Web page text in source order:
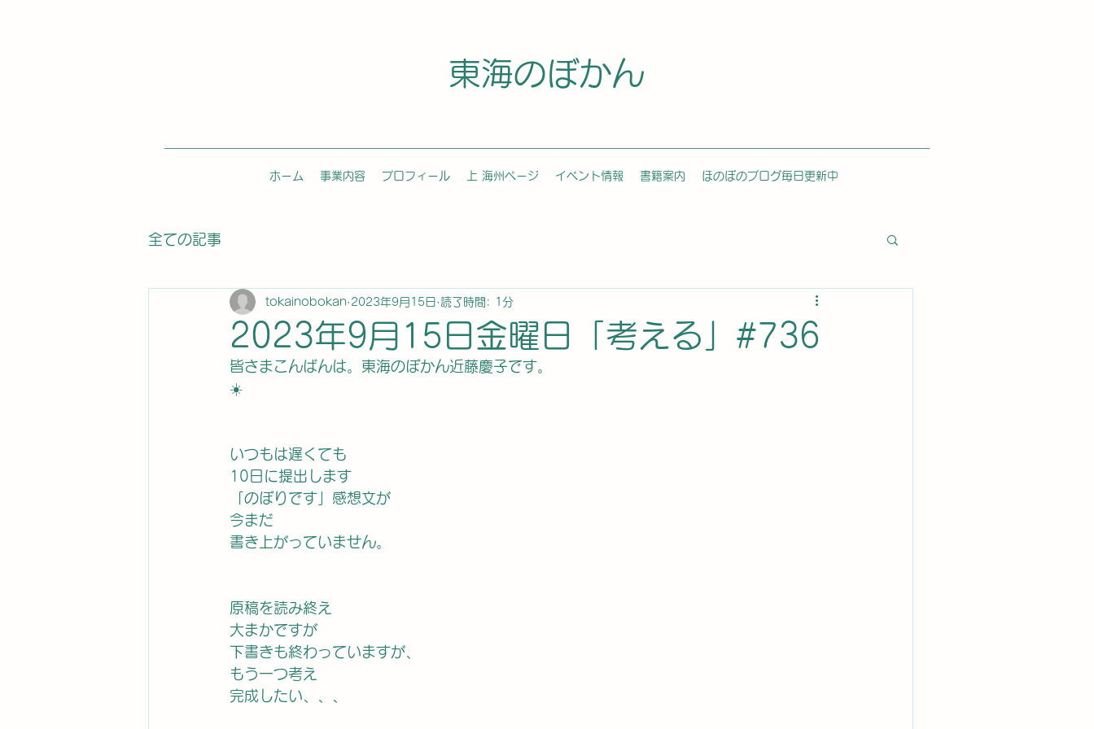
東海のぼかん
ホーム 事業内容 プロフィール 上 海州ページ イベント情報 書籍案内 ほのぼのブログ毎日更新中
全ての記事
2023年9月15日金曜日「考える」#736
tokainobokan 2023年9月15日 読了時間: 1分
皆さまこんばんは。東海のぼかん近藤慶子です。
☀️
いつもは遅くても
10日に提出します
「のぼりです」感想文が
今まだ
書き上がっていません。
原稿を読み終え
大まかですが
下書きも終わっていますが、
もう一つ考え
完成したい、、、